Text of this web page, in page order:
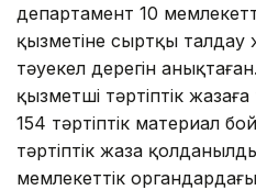
департамент 10
қызметіне сыртқы
тәуекел дерегін
қызметші тәртіптік
154 тәртіптік материал
тәртіптік жаза
мемлекеттік